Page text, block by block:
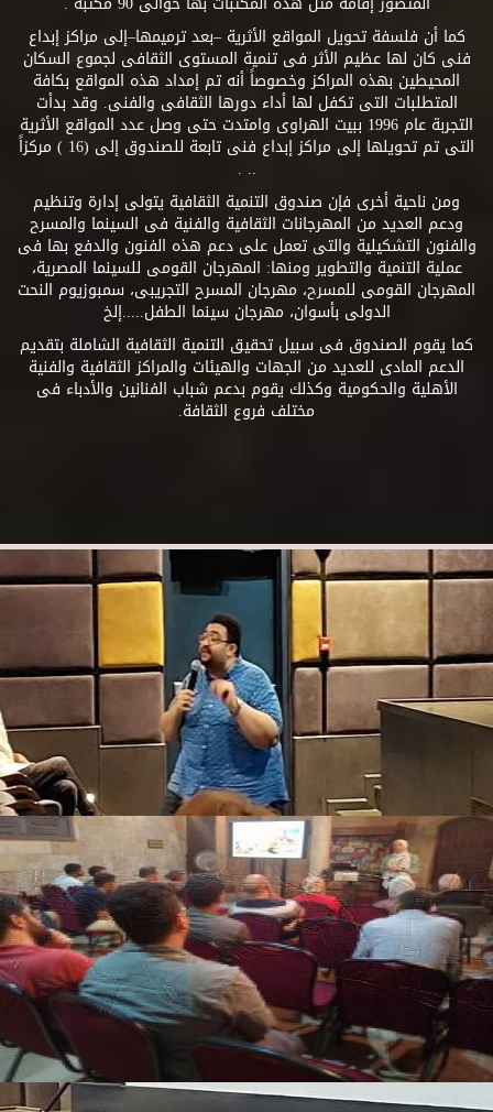
كما أن فلسفة تحويل المواقع الأثرية –بعد ترميمها–إلى مراكز إبداع
فنى كان لها عظيم الأثر فى تنمية المستوى الثقافى لجموع السكان
المحيطين بهذه المراكز وخصوصاً أنه تم إمداد هذه المواقع بكافة
المتطلبات التى تكفل لها أداء دورها الثقافى والفنى. وقد بدأت
التجربة عام 1996 ببيت الهراوى وامتدت حتى وصل عدد المواقع الأثرية
التى تم تحويلها إلى مراكز إبداع فنى تابعة للصندوق إلى (16 ) مركزاً
.. .
ومن ناحية أخرى فإن صندوق التنمية الثقافية يتولى إدارة وتنظيم
ودعم العديد من المهرجانات الثقافية والفنية فى السينما والمسرح
والفنون التشكيلية والتى تعمل على دعم هذه الفنون والدفع بها فى
عملية التنمية والتطوير ومنها: المهرجان القومى للسينما المصرية،
المهرجان القومى للمسرح، مهرجان المسرح التجريبى، سمبوزيوم النحت
الدولى بأسوان، مهرجان سينما الطفل.....إلخ
كما يقوم الصندوق فى سبيل تحقيق التنمية الثقافية الشاملة بتقديم
الدعم المادى للعديد من الجهات والهيئات والمراكز الثقافية والفنية
الأهلية والحكومية وكذلك يقوم بدعم شباب الفنانين والأدباء فى
مختلف فروع الثقافة.